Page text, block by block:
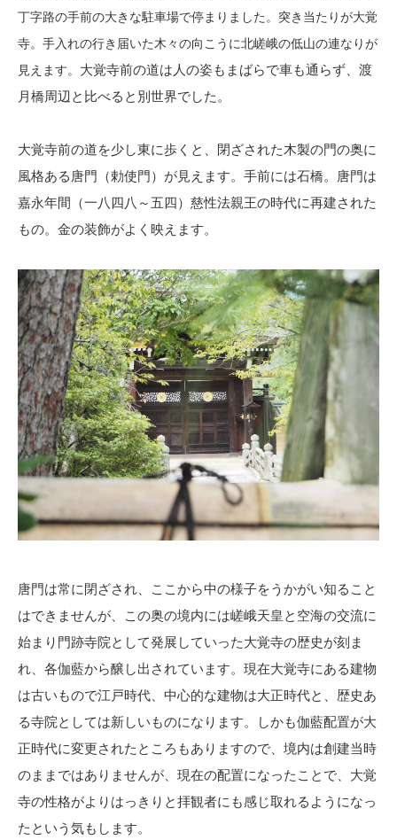
丁字路の手前の大きな駐車場で停まりました。突き当たりが大覚
寺。手入れの行き届いた木々の向こうに北嵯峨の低山の連なりが
見えます。 大覚寺前の道は人の姿もまばらで車も通らず、渡
月橋周辺と比べると別世界でした。
大覚寺前の道を少し東に歩くと、閉ざされた木製の門の奥に
風格ある唐門（勅使門）が見えます。手前には石橋。唐門は
嘉永年間（一八四八～五四）慈性法親王の時代に再建された
もの。金の装飾がよく映えます。
唐門は常に閉ざされ、ここから中の様子をうかがい知ること
はできませんが、この奥の境内には嵯峨天皇と空海の交流に
始まり門跡寺院として発展していった大覚寺の歴史が刻ま
れ、各伽藍から醸し出されています。現在大覚寺にある建物
は古いもので江戸時代、中心的な建物は大正時代と、歴史あ
る寺院としては新しいものになります。しかも伽藍配置が大
正時代に変更されたところもありますので、境内は創建当時
のままではありませんが、現在の配置になったことで、大覚
寺の性格がよりはっきりと拝観者にも感じ取れるようになっ
たという気もします。